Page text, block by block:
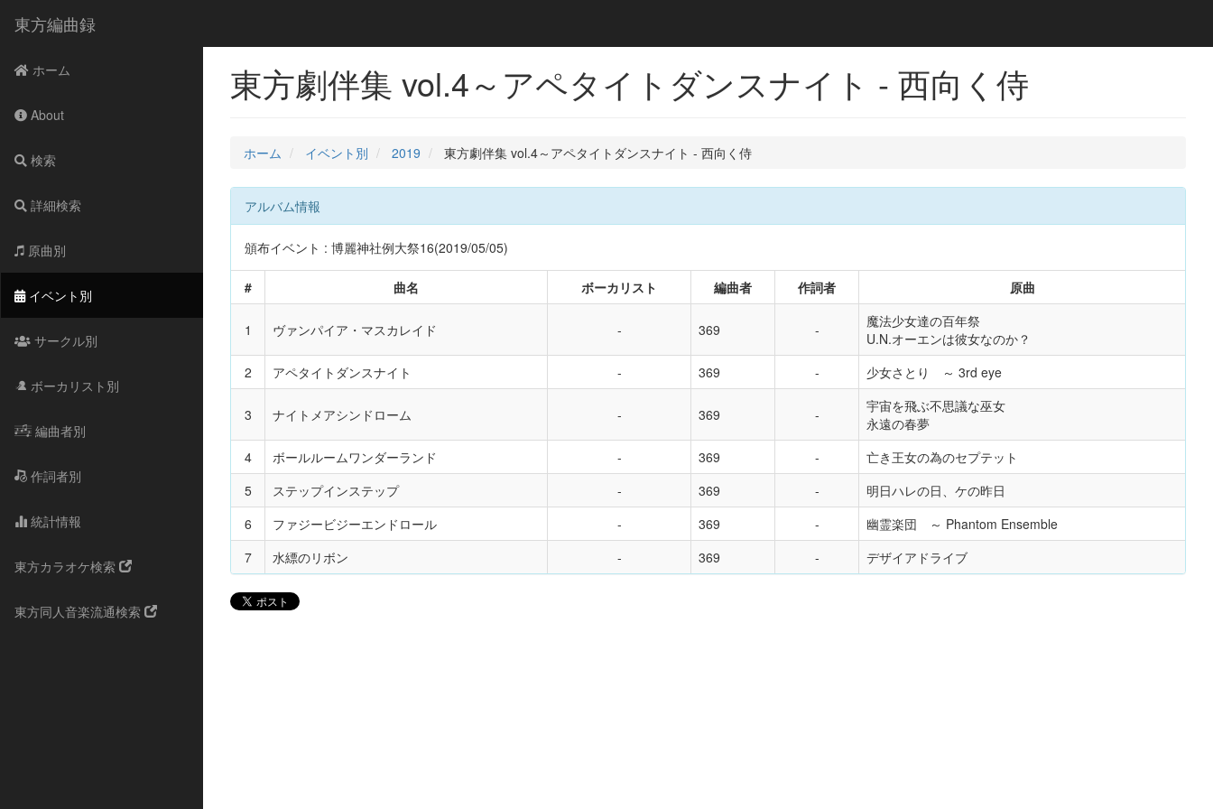
東方編曲録
ホーム
About
検索
詳細検索
原曲別
イベント別
サークル別
ボーカリスト別
編曲者別
作詞者別
統計情報
東方カラオケ検索
東方同人音楽流通検索
東方劇伴集 vol.4～アペタイトダンスナイト - 西向く侍
ホーム イベント別 2019 東方劇伴集 vol.4～アペタイトダンスナイト - 西向く侍
アルバム情報
頒布イベント : 博麗神社例大祭16(2019/05/05)
# 曲名 ボーカリスト 編曲者 作詞者 原曲
1 ヴァンパイア・マスカレイド 369
魔法少女達の百年祭
U.N.オーエンは彼女なのか？
2
アペタイトダンスナイト 369 少女さとり ～ 3rd eye
3 ナイトメアシンドローム 369
宇宙を飛ぶ不思議な巫女
永遠の春夢
4
ボールルームワンダーランド 369
亡き王女の為のセプテット
5
ステップインステップ 369
明日ハレの日、ケの昨日
6
ファジービジーエンドロール 369
幽霊楽団 ～ Phantom Ensemble
7
水縹のリボン 369 デザイアドライブ